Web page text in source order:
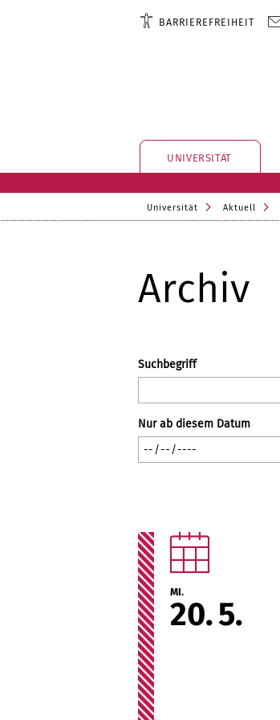
BARRIEREFREIHEIT
UNIVERSITÄT
Universität Aktuell
Archiv
Suchbegriff
Nur ab diesem Datum
MI.
20 5